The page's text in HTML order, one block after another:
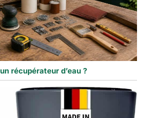
récupérateur d’eau ?